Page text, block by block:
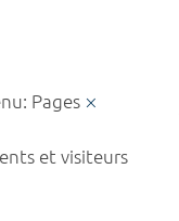
Pages
et visiteurs